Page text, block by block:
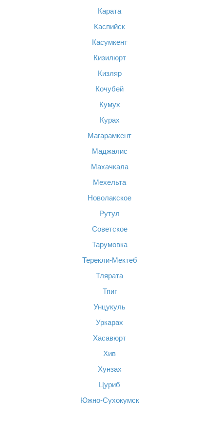
Карата
Каспийск
Касумкент
Кизилюрт
Кизляр
Кочубей
Кумух
Курах
Магарамкент
Маджалис
Махачкала
Мехельта
Новолакское
Рутул
Советское
Тарумовка
Терекли-Мектеб
Тлярата
Тпиг
Унцукуль
Уркарах
Хасавюрт
Хив
Хунзах
Цуриб
Южно-Сухокумск